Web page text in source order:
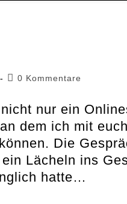
Beitrags-
0 Kommentare
nur ein
dem ich mit
Die
Lächeln ins
hatte…